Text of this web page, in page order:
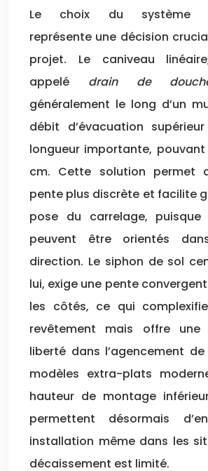
Le choix du système
représente une décision
projet. Le caniveau
appelé drain de
généralement le long d’un
débit d’évacuation
longueur importante, pouvant
cm. Cette solution permet
pente plus discrète et facilite
pose du carrelage, puisque
peuvent être orientés
direction. Le siphon de sol
lui, exige une pente
les côtés, ce qui
revêtement mais offre une
liberté dans l’agencement de
modèles extra-plats
hauteur de montage
permettent désormais
installation même dans les
décaissement est limité.